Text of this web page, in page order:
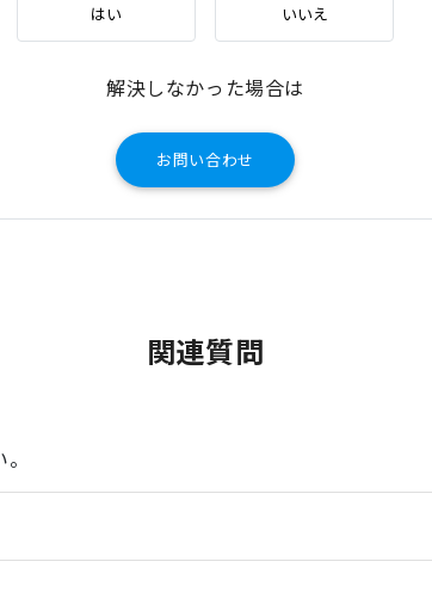
はい いいえ
解決しなかった場合は
お問い合わせ
関連質問